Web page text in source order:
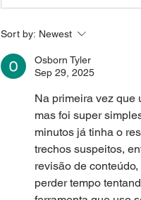
Sort by: Newest
Osborn Tyler
Sep 29, 2025
Na primeira vez que
mas foi super
minutos já tinha o
trechos suspeitos,
revisão de
perder tempo